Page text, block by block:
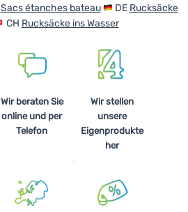
Sacs étanches bateau DE Rucksäcke
CH Rucksäcke ins Wasser
Wir beraten Sie
online und per
Telefon
Wir stellen
unsere
Eigenprodukte
her